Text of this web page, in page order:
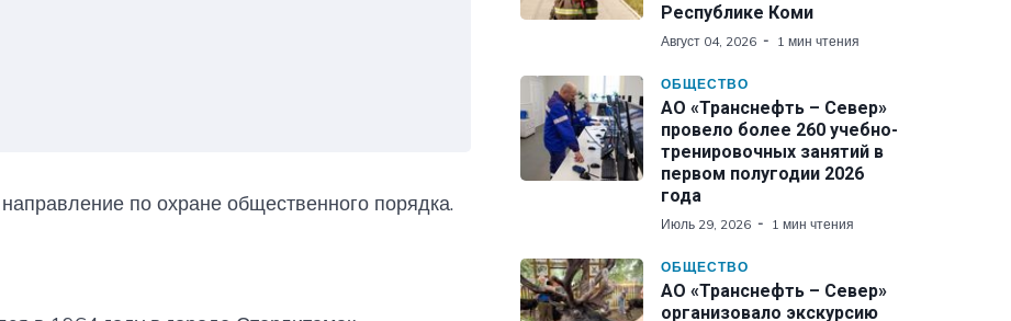
по охране общественного порядка.
Республике Коми
Август 04, 2026 1 мин чтения
ОБЩЕСТВО
АО «Транснефть – Север»
провело более 260 учебно-
тренировочных занятий в
первом полугодии 2026
года
Июль 29, 2026 1 мин чтения
ОБЩЕСТВО
АО «Транснефть – Север»
организовало экскурсию